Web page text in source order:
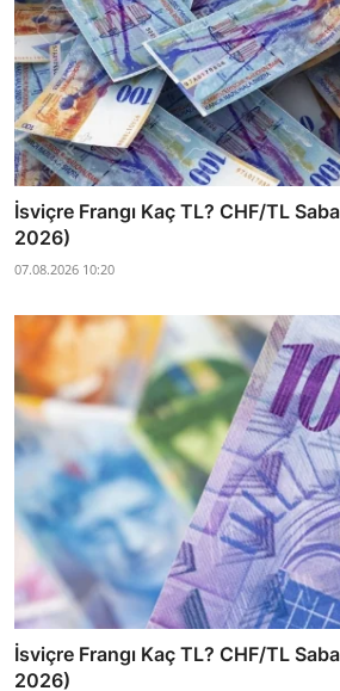
İsviçre Frangı Kaç TL? CHF/TL
2026)
07.08.2026 10:20
İsviçre Frangı Kaç TL? CHF/TL
2026)